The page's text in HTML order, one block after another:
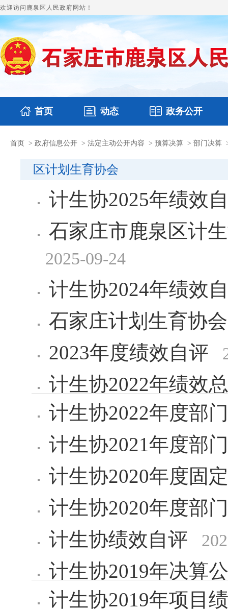
欢迎访问鹿泉区人民政府网站！
首页 动态
国务要闻 鹿泉要闻 图片新闻
政务公开
本区文件 财政预决算
首页 > 政府信息公开 > 法定主动公开内容 > 预算决算 > 部门决算
区计划生育协会
计生协2025年绩效
石家庄市鹿泉区计
2025-09-24
计生协2024年绩效
石家庄计划生育协
2023年度绩效自评
计生协2022年绩效
计生协2022年度部
计生协2021年度部
计生协2020年度固
计生协2020年度部
计生协绩效自评
计生协2019年决算
计生协2019年项目